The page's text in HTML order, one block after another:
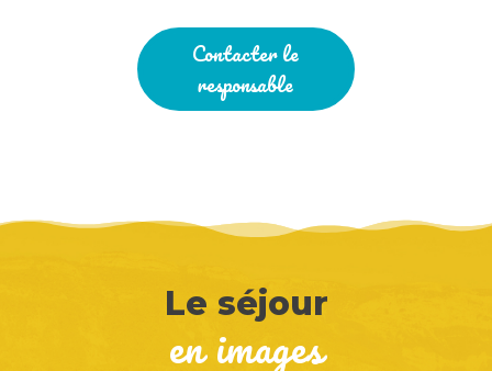
Contacter le
responsable
Le séjour
en images